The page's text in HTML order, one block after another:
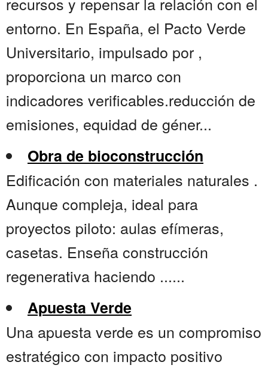
entorno. En España, el Pacto Verde
Universitario, impulsado por ,
proporciona un marco con
indicadores verificables.reducción de
emisiones, equidad de géner...
Obra de bioconstrucción
Edificación con materiales naturales .
Aunque compleja, ideal para
proyectos piloto: aulas efímeras,
casetas. Enseña construcción
regenerativa haciendo ......
Apuesta Verde
Una apuesta verde es un compromiso
estratégico con impacto positivo